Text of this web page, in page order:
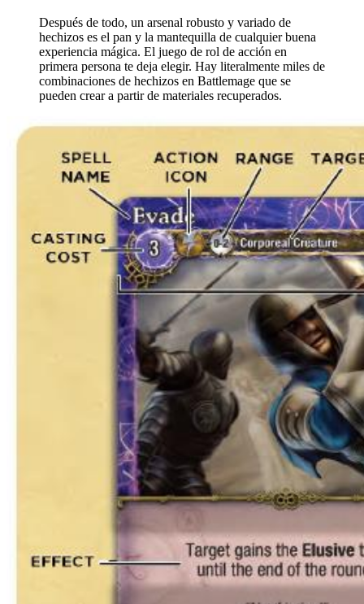
Después de todo, un arsenal robusto y variado de
hechizos es el pan y la mantequilla de cualquier buena
experiencia mágica. El juego de rol de acción en
primera persona te deja elegir. Hay literalmente miles de
combinaciones de hechizos en Battlemage que se
pueden crear a partir de materiales recuperados.